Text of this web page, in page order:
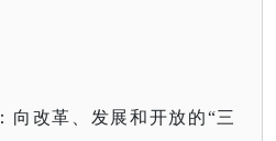
向改革、发展和开放的“三